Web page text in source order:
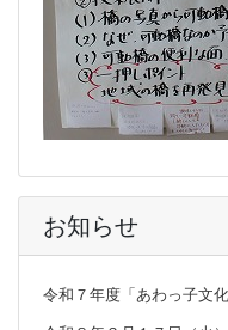
お知らせ
令和７年度「あわっ子文